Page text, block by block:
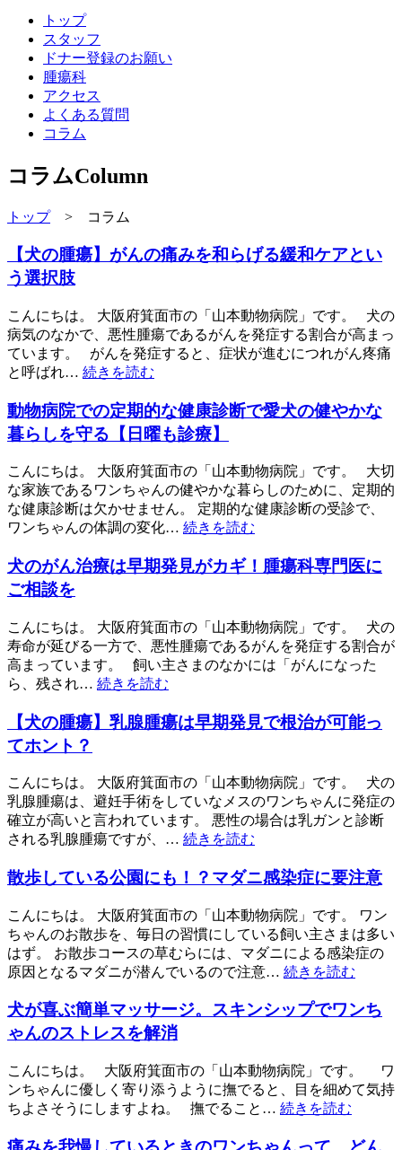
トップ
スタッフ
ドナー登録のお願い
腫瘍科
アクセス
よくある質問
コラム
コラムColumn
トップ> コラム
【犬の腫瘍】がんの痛みを和らげる緩和ケアとい
う選択肢
こんにちは。 大阪府箕面市の「山本動物病院」です。 犬の
病気のなかで、悪性腫瘍であるがんを発症する割合が高まっ
ています。 がんを発症すると、症状が進むにつれがん疼痛
と呼ばれ… 続きを読む
動物病院での定期的な健康診断で愛犬の健やかな
暮らしを守る【日曜も診療】
こんにちは。 大阪府箕面市の「山本動物病院」です。 大切
な家族であるワンちゃんの健やかな暮らしのために、定期的
な健康診断は欠かせません。 定期的な健康診断の受診で、
ワンちゃんの体調の変化… 続きを読む
犬のがん治療は早期発見がカギ！腫瘍科専門医に
ご相談を
こんにちは。 大阪府箕面市の「山本動物病院」です。 犬の
寿命が延びる一方で、悪性腫瘍であるがんを発症する割合が
高まっています。 飼い主さまのなかには「がんになった
ら、残され… 続きを読む
【犬の腫瘍】乳腺腫瘍は早期発見で根治が可能っ
てホント？
こんにちは。 大阪府箕面市の「山本動物病院」です。 犬の
乳腺腫瘍は、避妊手術をしていなメスのワンちゃんに発症の
確立が高いと言われています。 悪性の場合は乳ガンと診断
される乳腺腫瘍ですが、… 続きを読む
散歩している公園にも！？マダニ感染症に要注意
こんにちは。 大阪府箕面市の「山本動物病院」です。 ワン
ちゃんのお散歩を、毎日の習慣にしている飼い主さまは多い
はず。 お散歩コースの草むらには、マダニによる感染症の
原因となるマダニが潜んでいるので注意… 続きを読む
犬が喜ぶ簡単マッサージ。スキンシップでワンち
ゃんのストレスを解消
こんにちは。 大阪府箕面市の「山本動物病院」です。 ワ
ンちゃんに優しく寄り添うように撫でると、目を細めて気持
ちよさそうにしますよね。 撫でること… 続きを読む